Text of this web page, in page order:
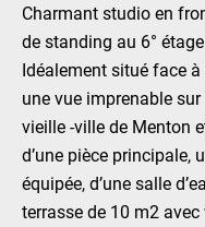
Charmant studio en
de standing au 6°
Idéalement situé face
une vue imprenable
vieille -ville de Menton
d’une pièce principale,
équipée, d’une salle
terrasse de 10 m2